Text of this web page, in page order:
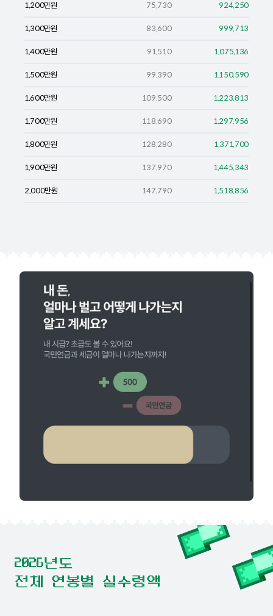
1,200만원 75,730 924,250
1,300만원 83,600 999,713
1,400만원 91,510 1,075,136
1,500만원 99,390 1,150,590
1,600만원 109,500 1,223,813
1,700만원 118,690 1,297,956
1,800만원 128,280 1,371,700
1,900만원 137,970 1,445,343
2,000만원 147,790 1,518,856
2026년도
전체 연봉별 실수령액